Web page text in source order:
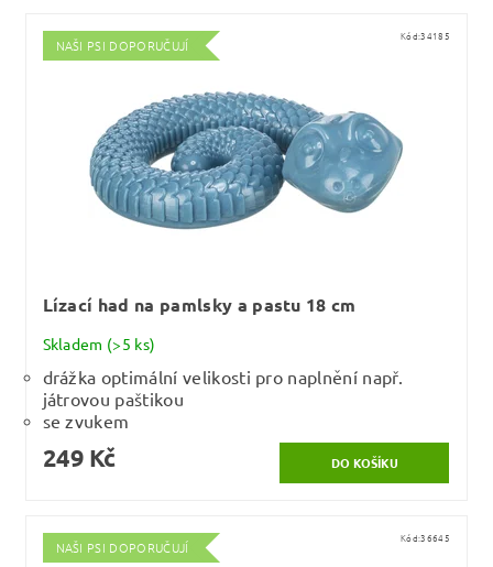
NAŠI PSI DOPORUČUJÍ
Kód:34185
Lízací had na pamlsky a pastu 18 cm
Skladem (>5 ks)
drážka optimální velikosti pro naplnění např.
játrovou paštikou
se zvukem
249 Kč
NAŠI PSI DOPORUČUJÍ
Kód:36645